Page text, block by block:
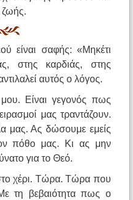
ζωής.
είναι σαφής: «Μηκέτι
στης καρδιάς, στης
αυτός ο λόγος.
Είναι γεγονός πως
μας τραντάζουν.
μας. Ας δώσουμε εμείς
πόθο μας. Κι ας μην
για το Θεό.
χέρι. Τώρα. Τώρα που
τη βεβαιότητα πως ο